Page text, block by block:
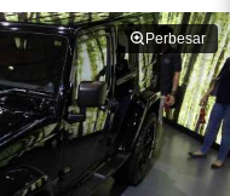
Perbesar